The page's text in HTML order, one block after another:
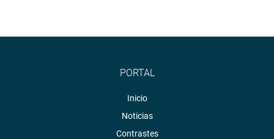
PORTAL
Inicio
Noticias
Contrastes